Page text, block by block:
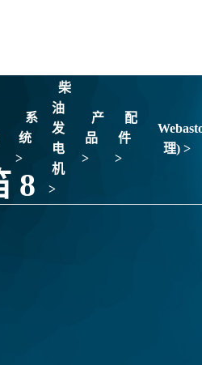
系
统
>
柴
油
发
电
机
>
产
品
>
配
件
>
理) >
8